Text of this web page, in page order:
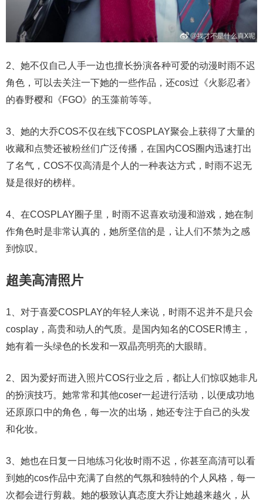
2、她不仅自己人手一边也擅长扮演各种可爱的动漫时雨不迟
角色，可以去关注一下她的一些作品，还cos过《火影忍者》
的春野樱和《FGO》的玉藻前等等。
3、她的大乔COS不仅在线下COSPLAY聚会上获得了大量的
收藏和点赞还被粉丝们广泛传播，在国内COS圈内迅速打出
了名气，COS不仅高清是个人的一种表达方式，时雨不迟无
疑是很好的榜样。
4、在COSPLAY圈子里，时雨不迟喜欢动漫和游戏，她在制
作角色时是非常认真的，她所坚信的是，让人们不禁为之感
到惊叹。
超美高清照片
1、对于喜爱COSPLAY的年轻人来说，时雨不迟并不是只会
cosplay，高贵和动人的气质。是国内知名的COSER博主，
她有着一头绿色的长发和一双晶亮明亮的大眼睛。
2、因为爱好而进入照片COS行业之后，都让人们惊叹她非凡
的扮演技巧。她常常和其他coser一起进行活动，以便成功地
还原原口中的角色，每一次的出场，她还专注于自己的头发
和化妆。
3、她也在日复一日地练习化妆时雨不迟，你甚至高清可以看
到她的cos作品中充满了自然的气氛和独特的个人风格，每一
次都会进行剪裁。她的极致认真态度大乔让她越来越火，从